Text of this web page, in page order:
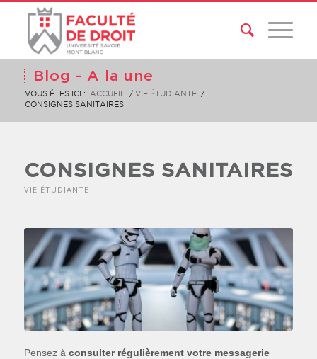
Blog - A la une
VOUS ÊTES ICI : ACCUEIL / VIE ÉTUDIANTE
/
CONSIGNES SANITAIRES
CONSIGNES SANITAIRES
VIE ÉTUDIANTE
Pensez à consulter régulièrement votre messagerie